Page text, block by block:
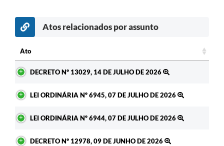
Atos relacionados por assunto
Ato
DECRETO Nº 13029, 14 DE JULHO DE 2026
LEI ORDINÁRIA Nº 6945, 07 DE JULHO DE 2026
LEI ORDINÁRIA Nº 6944, 07 DE JULHO DE 2026
DECRETO Nº 12978, 09 DE JUNHO DE 2026